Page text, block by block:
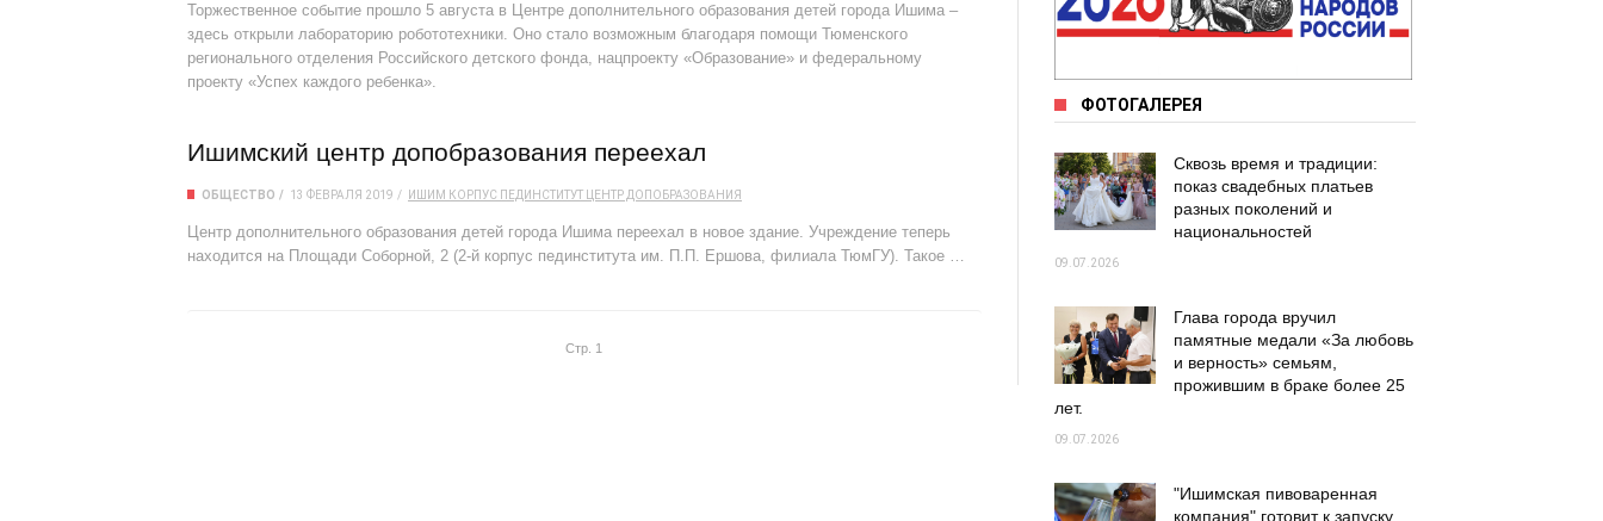
Торжественное событие прошло 5 августа в Центре дополнительного образования детей города Ишима –
здесь открыли лабораторию робототехники. Оно стало возможным благодаря помощи Тюменского
регионального отделения Российского детского фонда, нацпроекту «Образование» и федеральному
проекту «Успех каждого ребенка».
Ишимский центр допобразования переехал
ОБЩЕСТВО 13 ФЕВРАЛЯ 2019 ИШИМ КОРПУС ПЕДИНСТИТУТ ЦЕНТР ДОПОБРАЗОВАНИЯ
Центр дополнительного образования детей города Ишима переехал в новое здание. Учреждение теперь
находится на Площади Соборной, 2 (2-й корпус пединститута им. П.П. Ершова, филиала ТюмГУ). Такое …
Стр. 1
ФОТОГАЛЕРЕЯ
Сквозь время и традиции:
показ свадебных платьев
разных поколений и
национальностей
09.07.2026
Глава города вручил
памятные медали «За любовь
и верность» семьям,
прожившим в браке более 25
лет.
09.07.2026
"Ишимская пивоваренная
компания" готовит к запуску